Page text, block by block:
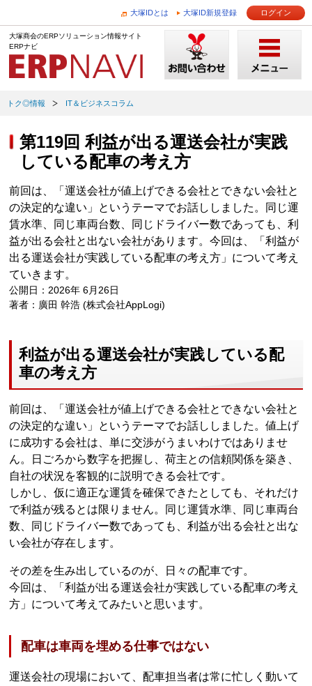
大塚IDとは 大塚ID新規登録 ログイン
大塚商会のERPソリューション情報サイト
ERPナビ
トク◎情報 IT＆ビジネスコラム
第119回 利益が出る運送会社が実践
している配車の考え方
前回は、「運送会社が値上げできる会社とできない会社と
の決定的な違い」というテーマでお話ししました。同じ運
賃水準、同じ車両台数、同じドライバー数であっても、利
益が出る会社と出ない会社があります。今回は、「利益が
出る運送会社が実践している配車の考え方」について考え
ていきます。
公開日：2026年 6月26日
著者：廣田 幹浩 (株式会社AppLogi)
利益が出る運送会社が実践している配
車の考え方
前回は、「運送会社が値上げできる会社とできない会社と
の決定的な違い」というテーマでお話ししました。値上げ
に成功する会社は、単に交渉がうまいわけではありませ
ん。日ごろから数字を把握し、荷主との信頼関係を築き、
自社の状況を客観的に説明できる会社です。
しかし、仮に適正な運賃を確保できたとしても、それだけ
で利益が残るとは限りません。同じ運賃水準、同じ車両台
数、同じドライバー数であっても、利益が出る会社と出な
い会社が存在します。
その差を生み出しているのが、日々の配車です。
今回は、「利益が出る運送会社が実践している配車の考え
方」について考えてみたいと思います。
配車は車両を埋める仕事ではない
運送会社の現場において、配車担当者は常に忙しく動いて